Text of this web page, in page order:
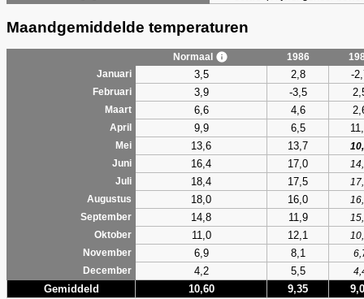
Maandgemiddelde temperaturen
Normaal 1986
Januari
3,5 2,8 -
Februari 3,9 -3,5
Maart 6,6 4,6
April 9,9 6,5
Mei 13,6 13,7
Juni
16,4 17,0
Juli
18,4 17,5
Augustus
18,0 16,0
September
14,8 11,9
Oktober
11,0 12,1
November
6,9 8,1
December
4,2 5,5
Gemiddeld 10,60 9,35